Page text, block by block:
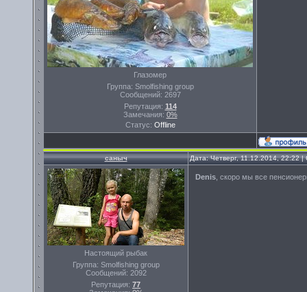
Глазомер
Группа: Smolfishing group
Сообщений: 2697
Репутация: 114
Замечания: 0%
Статус: Offline
саныч Дата: Четверг, 11.12.2014, 22:22
Настоящий рыбак
Группа: Smolfishing group
Сообщений: 2092
Репутация: 77
Denis , скоро мы все